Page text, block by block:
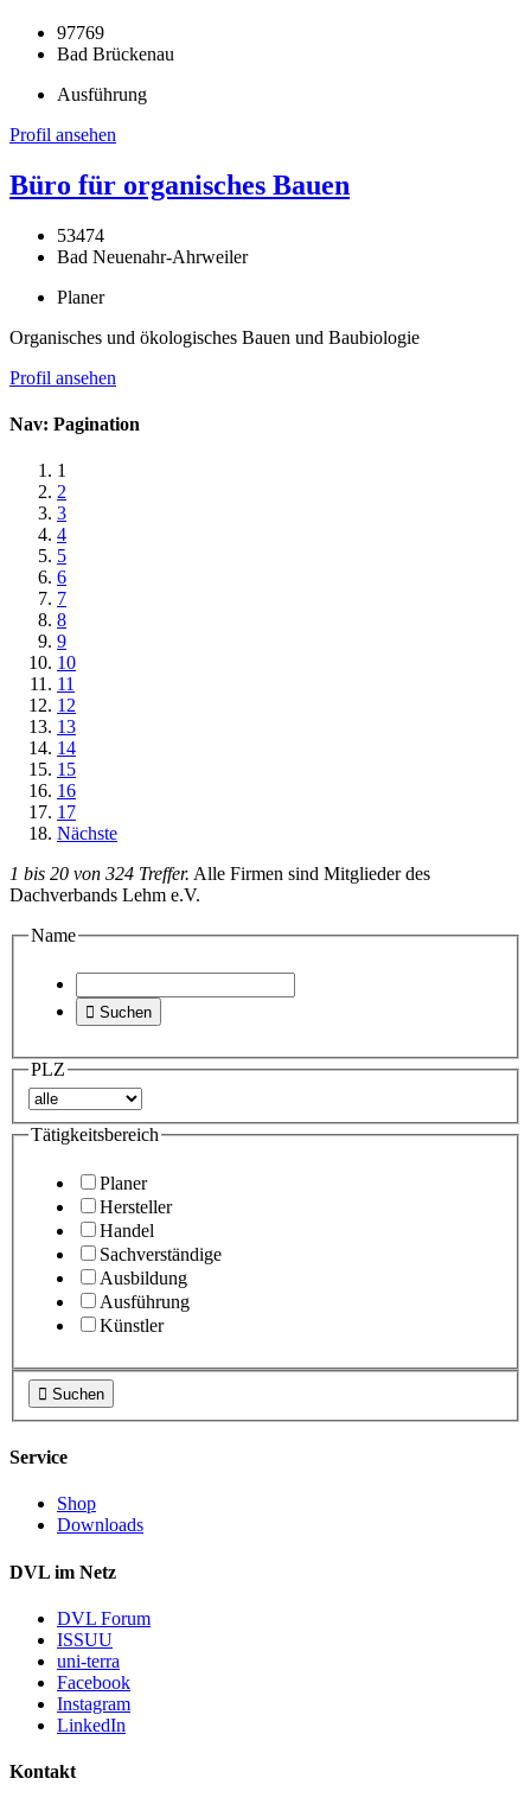
97769
Bad Brückenau
Ausführung
Profil ansehen
Büro für organisches Bauen
53474
Bad Neuenahr-Ahrweiler
Planer
Organisches und ökologisches Bauen und Baubiologie
Profil ansehen
Nav: Pagination
1
2
3
4
5
6
7
8
9
10
11
12
13
14
15
16
17
Nächste
1 bis 20 von 324 Treffer. Alle Firmen sind Mitglieder des
Dachverbands Lehm e.V.
Name
 Suchen
PLZ
Tätigkeitsbereich
Planer
Hersteller
Handel
Sachverständige
Ausbildung
Ausführung
Künstler
 Suchen
Service
Shop
Downloads
DVL im Netz
DVL Forum
ISSUU
uni-terra
Facebook
Instagram
LinkedIn
Kontakt